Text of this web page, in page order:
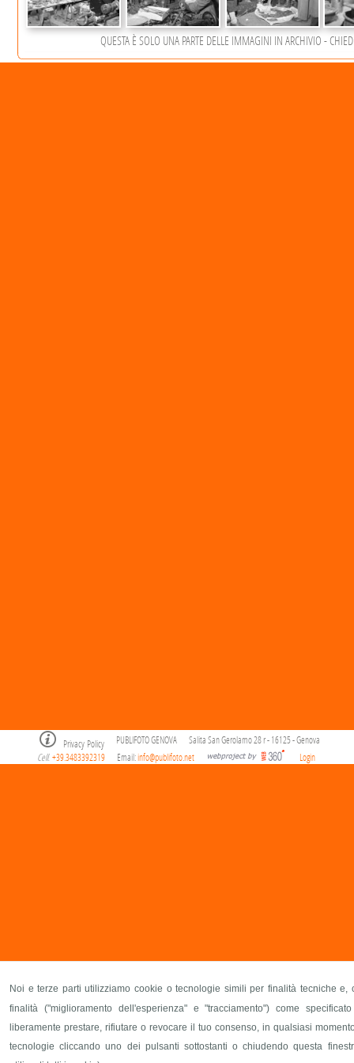
Noi e terze parti utilizziamo cookie o tecnologie simili per finalità tecniche
finalità ("miglioramento dell'esperienza" e "tracciamento") come
liberamente prestare, rifiutare o revocare il tuo consenso, in qualsiasi
tecnologie cliccando uno dei pulsanti sottostanti o chiudendo questa
QUESTA È SOLO UNA PARTE DELLE IMMAGINI IN ARCHIVIO -
Privacy Policy PUBLIFOTO GENOVA
Salita San Gerolamo 28 r - 16125 - Genova
Cell. +39.3483392319 Email:info@publifoto.net Login